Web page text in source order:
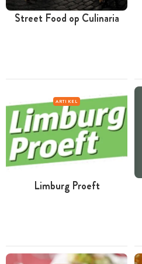
Street Food op Culinaria
ARTIKEL
Limburg Proeft